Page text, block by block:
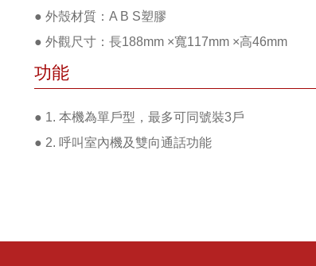
● 外殼材質：A B S塑膠
● 外觀尺寸：長188mm ×寬117mm ×高46mm
功能
● 1. 本機為單戶型，最多可同號裝3戶
● 2. 呼叫室內機及雙向通話功能